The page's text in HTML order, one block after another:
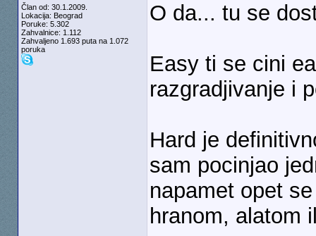
Član od: 30.1.2009.
Lokacija: Beograd
Poruke: 5.302
Zahvalnice: 1.112
Zahvaljeno 1.693 puta na 1.072
poruka
O da... tu se
Easy ti se cini
razgradjivanje i
Hard je
sam pocinjao
napamet opet
hranom, alatom